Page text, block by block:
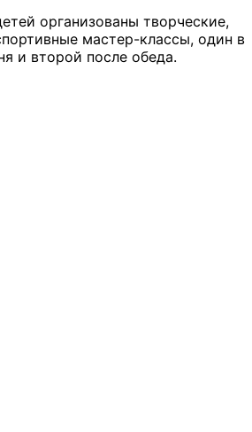
организованы творческие,
мастер-классы, один в
и второй после обеда.